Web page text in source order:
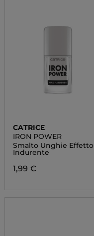
CATRICE
IRON POWER
Smalto Unghie Effetto
Indurente
1,99 €